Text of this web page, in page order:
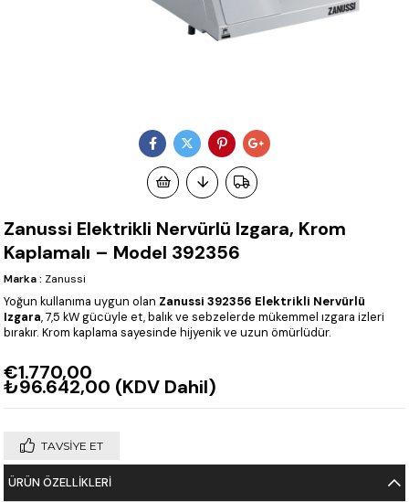
Zanussi Elektrikli Nervürlü Izgara, Krom
Kaplamalı – Model 392356
Marka : Zanussi
Yoğun kullanıma uygun olan Zanussi 392356 Elektrikli Nervürlü
Izgara, 7,5 kW gücüyle et, balık ve sebzelerde mükemmel ızgara izleri
bırakır. Krom kaplama sayesinde hijyenik ve uzun ömürlüdür.
€1.770,00
₺96.642,00 (KDV Dahil)
TAVSIYE ET
ÜRÜN ÖZELLIKLERI